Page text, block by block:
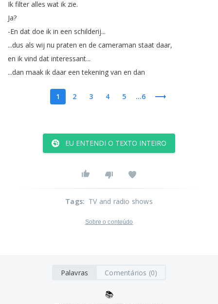
Ik filter alles wat ik zie.
Ja?
-En dat doe ik in een schilderij...
...dus als wij nu praten en de cameraman staat daar,
en ik vind dat interessant...
...dan maak ik daar een tekening van en dan
1 2 3 4 5 ...6
EU ENTENDI O TEXTO INTEIRO
Tags: TV and radio shows
Sobre o conteúdo
Palavras Comentários (0)
📚